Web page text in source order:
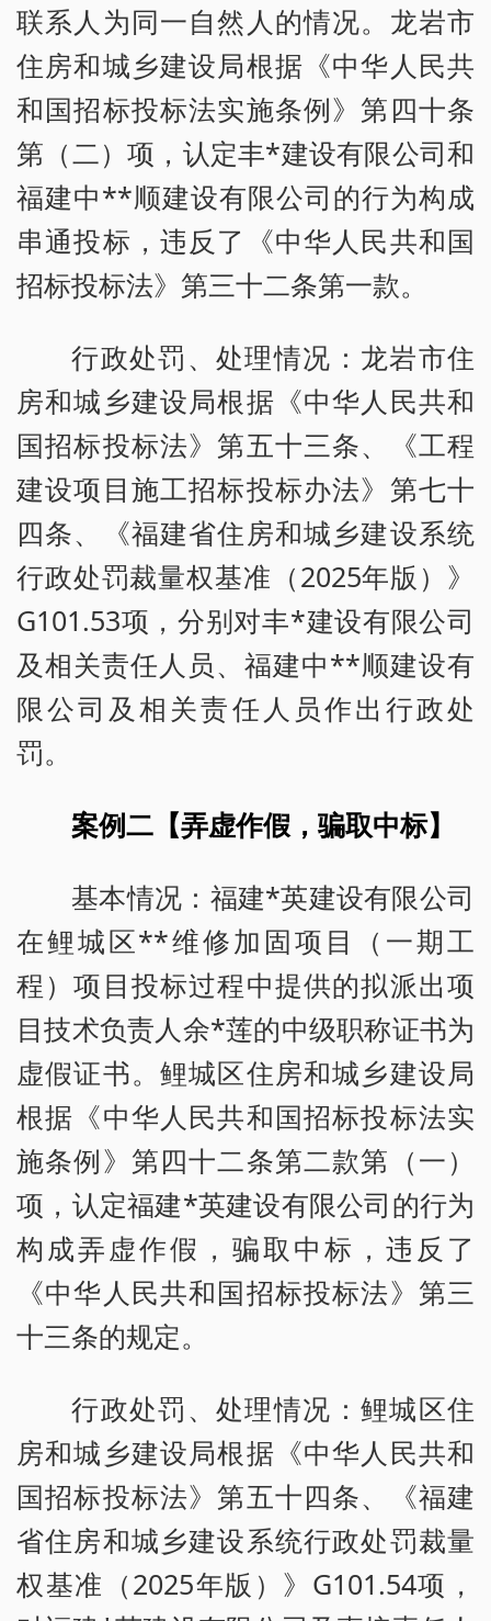
联系人为同一自然人的情况。龙岩市
住房和城乡建设局根据《中华人民共
和国招标投标法实施条例》第四十条
第（二）项，认定丰*建设有限公司和
福建中**顺建设有限公司的行为构成
串通投标，违反了《中华人民共和国
招标投标法》第三十二条第一款。
行政处罚、处理情况：龙岩市住
房和城乡建设局根据《中华人民共和
国招标投标法》第五十三条、《工程
建设项目施工招标投标办法》第七十
四条、《福建省住房和城乡建设系统
行政处罚裁量权基准（2025年版）》
G101.53项，分别对丰*建设有限公司
及相关责任人员、福建中**顺建设有
限公司及相关责任人员作出行政处
罚。
案例二【弄虚作假，骗取中标】
基本情况：福建*英建设有限公司
在鲤城区**维修加固项目（一期工
程）项目投标过程中提供的拟派出项
目技术负责人余*莲的中级职称证书为
虚假证书。鲤城区住房和城乡建设局
根据《中华人民共和国招标投标法实
施条例》第四十二条第二款第（一）
项，认定福建*英建设有限公司的行为
构成弄虚作假，骗取中标，违反了
《中华人民共和国招标投标法》第三
十三条的规定。
行政处罚、处理情况：鲤城区住
房和城乡建设局根据《中华人民共和
国招标投标法》第五十四条、《福建
省住房和城乡建设系统行政处罚裁量
权基准（2025年版）》G101.54项，